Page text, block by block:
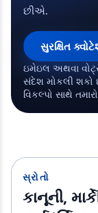
છીએ.
સુરક્ષિત
ઇમેઇલ અથવા
સંદેશ મોકલી
વિકલ્પો સાથે
સ્રોતો
કાનૂની,